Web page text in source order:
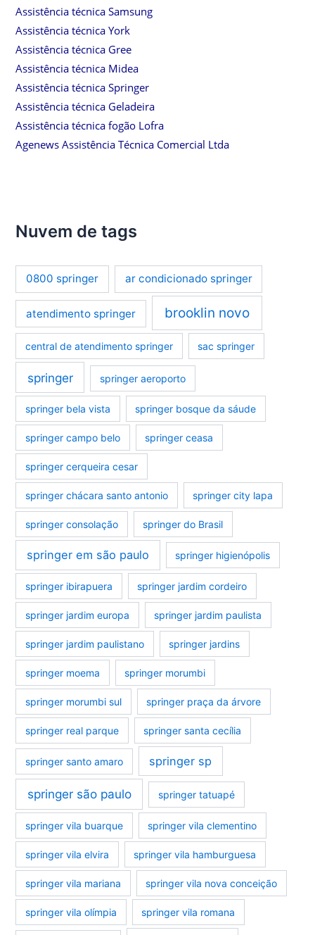
Assistência técnica Samsung
Assistência técnica York
Assistência técnica Gree
Assistência técnica Midea
Assistência técnica Springer
Assistência técnica Geladeira
Assistência técnica fogão Lofra
Agenews Assistência Técnica Comercial Ltda
Nuvem de tags
0800 springer ar condicionado springer
atendimento springer brooklin novo
central de atendimento springer sac springer
springer springer aeroporto
springer bela vista springer bosque da sáude
springer campo belo springer ceasa
springer cerqueira cesar
springer chácara santo antonio springer city lapa
springer consolação springer do Brasil
springer em são paulo springer higienópolis
springer ibirapuera springer jardim cordeiro
springer jardim europa springer jardim paulista
springer jardim paulistano springer jardins
springer moema springer morumbi
springer morumbi sul springer praça da árvore
springer real parque springer santa cecília
springer santo amaro springer sp
springer são paulo springer tatuapé
springer vila buarque springer vila clementino
springer vila elvira springer vila hamburguesa
springer vila mariana springer vila nova conceição
springer vila olímpia springer vila romana